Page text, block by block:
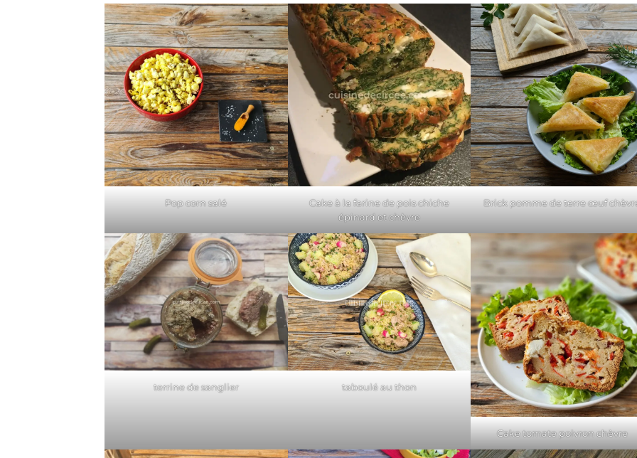
Pop corn salé
Cake à la farine de pois chiche
épinard et chèvre
Brick pomme de terre œuf
terrine de sanglier taboulé au thon
Cake tomate poivron chèvre